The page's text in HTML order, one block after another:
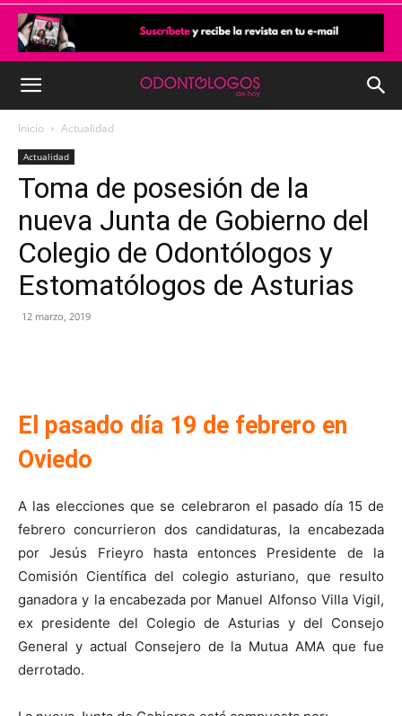
Inicio Actualidad
Actualidad
Toma de posesión de la
nueva Junta de Gobierno del
Colegio de Odontólogos y
Estomatólogos de Asturias
12 marzo, 2019
El pasado día 19 de febrero en
Oviedo
A las elecciones que se celebraron el pasado día 15 de
febrero concurrieron dos candidaturas, la encabezada
por Jesús Frieyro hasta entonces Presidente de la
Comisión Cientíﬁca del colegio asturiano, que resulto
ganadora y la encabezada por Manuel Alfonso Villa Vigil,
ex presidente del Colegio de Asturias y del Consejo
General y actual Consejero de la Mutua AMA que fue
derrotado.